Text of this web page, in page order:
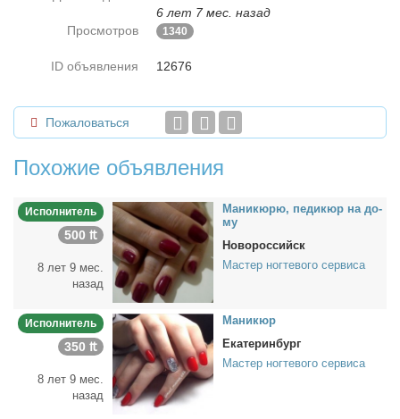
6 лет 7 мес. назад
Просмотров
1340
ID объявления 12676
Пожаловаться
Похожие объявления
Исполнитель
500 ₶
8 лет 9 мес.
назад
Ма­ни­кю­рю, пе­ди­кюр на до­
му
Новороссийск
Мастер ногтевого сервиса
Исполнитель
350 ₶
8 лет 9 мес.
назад
Ма­ни­кюр
Екатеринбург
Мастер ногтевого сервиса